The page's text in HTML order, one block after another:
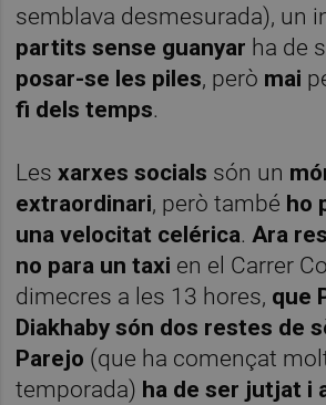
semblava desmesurada), un
partits sense guanyar ha de
posar-se les piles, però mai
fi dels temps.
Lesxarxes socials són un
extraordinari, però també ho
una velocitat celérica.Ara
no para un taxi en el Carrer
dimecres a les 13 hores, que
Diakhaby són dos restes de
Parejo (que ha començat
temporada) ha de ser jutjat i